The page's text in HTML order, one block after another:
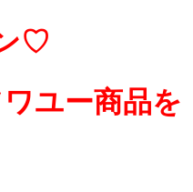
♡
ユー商品を